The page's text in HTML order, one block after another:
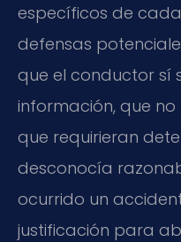
específicos de
defensas
que el conductor sí
información, que
que requirieran
desconocía
ocurrido un
justificación para